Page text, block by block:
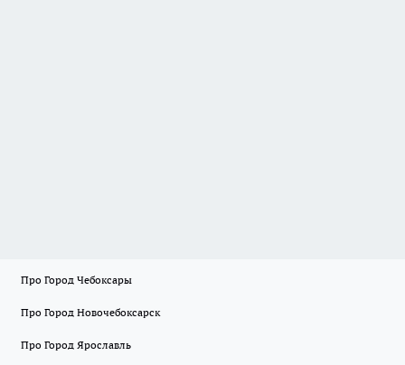
Про Город Чебоксары
Про Город Новочебоксарск
Про Город Ярославль